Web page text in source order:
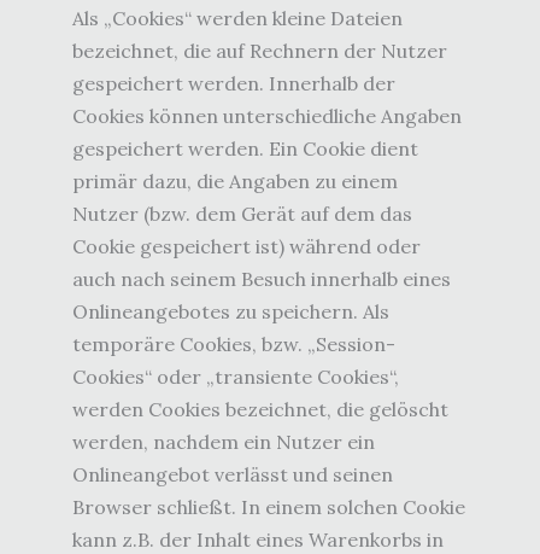
Als „Cookies“ werden kleine Dateien
bezeichnet, die auf Rechnern der Nutzer
gespeichert werden. Innerhalb der
Cookies können unterschiedliche Angaben
gespeichert werden. Ein Cookie dient
primär dazu, die Angaben zu einem
Nutzer (bzw. dem Gerät auf dem das
Cookie gespeichert ist) während oder
auch nach seinem Besuch innerhalb eines
Onlineangebotes zu speichern. Als
temporäre Cookies, bzw. „Session-
Cookies“ oder „transiente Cookies“,
werden Cookies bezeichnet, die gelöscht
werden, nachdem ein Nutzer ein
Onlineangebot verlässt und seinen
Browser schließt. In einem solchen Cookie
kann z.B. der Inhalt eines Warenkorbs in